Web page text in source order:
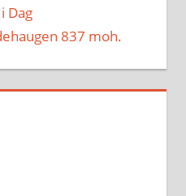
Dag
837 moh.